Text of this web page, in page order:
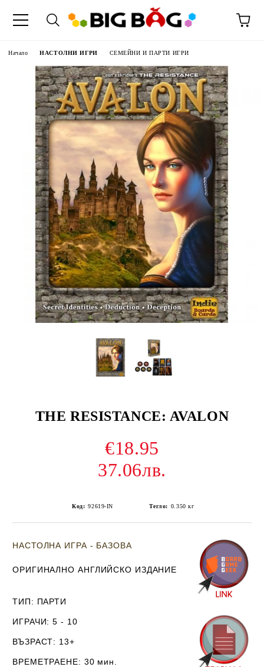
Начало НАСТОЛНИ ИГРИ СЕМЕЙНИ И ПАРТИ ИГРИ
THE RESISTANCE: AVALON
€18.95
37.06лв.
Код: 92619-IN Тегло: 0.350 кг
НАСТОЛНА ИГРА - БАЗОВА
ОРИГИНАЛНО АНГЛИЙСКО ИЗДАНИЕ
ТИП: ПАРТИ
ИГРАЧИ: 5 - 10
ВЪЗРАСТ: 13+
ВРЕМЕТРАЕНЕ: 30 мин.